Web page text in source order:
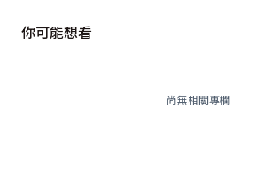
你可能想看
尚無相關專欄